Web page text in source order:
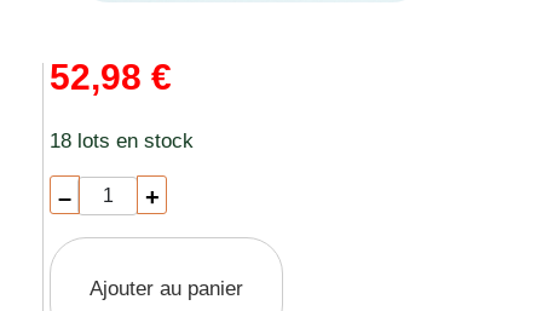
52,98 €
18 lots en stock
– +
Ajouter au panier